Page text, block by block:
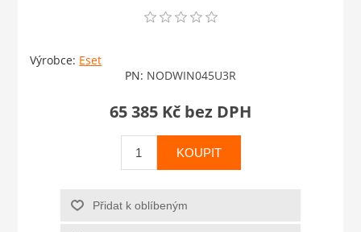
Výrobce: Eset
PN: NODWIN045U3R
65 385 Kč bez DPH
KOUPIT
Přidat k oblíbeným